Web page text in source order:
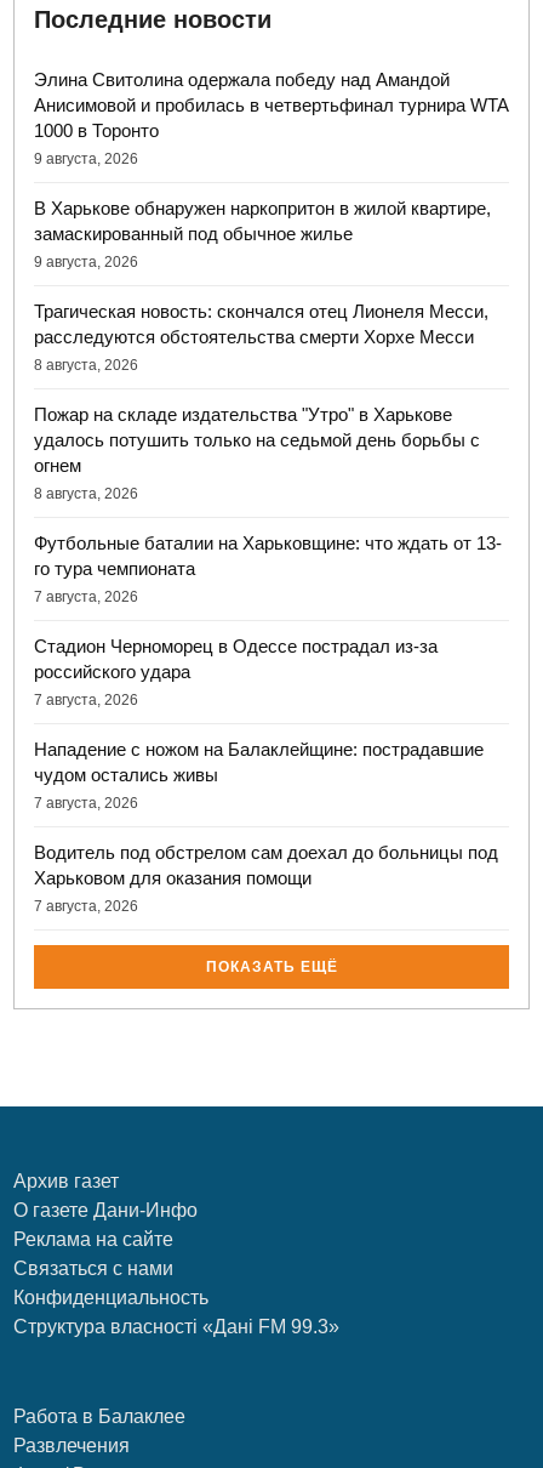
Последние новости
Элина Свитолина одержала победу над Амандой
Анисимовой и пробилась в четвертьфинал турнира WTA
1000 в Торонто
9 августа, 2026
В Харькове обнаружен наркопритон в жилой квартире,
замаскированный под обычное жилье
9 августа, 2026
Трагическая новость: скончался отец Лионеля Месси,
расследуются обстоятельства смерти Хорхе Месси
8 августа, 2026
Пожар на складе издательства "Утро" в Харькове
удалось потушить только на седьмой день борьбы с
огнем
8 августа, 2026
Футбольные баталии на Харьковщине: что ждать от 13-
го тура чемпионата
7 августа, 2026
Стадион Черноморец в Одессе пострадал из-за
российского удара
7 августа, 2026
Нападение с ножом на Балаклейщине: пострадавшие
чудом остались живы
7 августа, 2026
Водитель под обстрелом сам доехал до больницы под
Харьковом для оказания помощи
7 августа, 2026
ПОКАЗАТЬ ЕЩЁ
Архив газет
О газете Дани-Инфо
Реклама на сайте
Связаться с нами
Конфиденциальность
Структура власності «Дані FM 99.3»
Работа в Балаклее
Развлечения